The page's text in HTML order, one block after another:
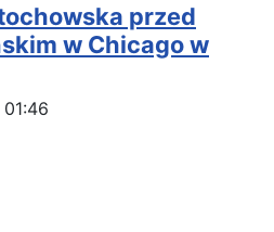
przed
w Chicago w